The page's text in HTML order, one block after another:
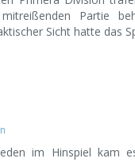
Partie
Sicht hatte das
im Hinspiel kam